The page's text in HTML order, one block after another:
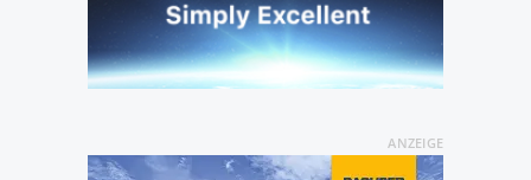
ANZEIGE